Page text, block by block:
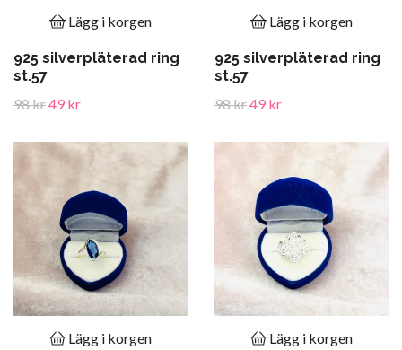
Lägg i korgen
925 silverpläterad ring
st.57
98 kr49 kr
Lägg i korgen
925 silverpläterad ring
st.57
98 kr49 kr
Lägg i korgen Lägg i korgen